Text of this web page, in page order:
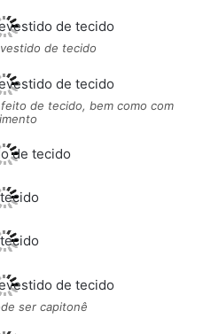
de tecido
de tecido, bem como com
ser capitonê